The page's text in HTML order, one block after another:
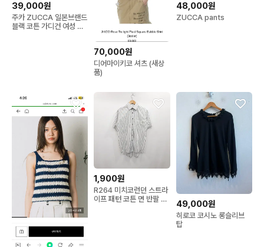
39,000원
주카 ZUCCA 일본브랜드
블랙 코튼 가디건 여성 M
70,000원
디어마이키코 셔츠 (새상
품)
48,000원
ZUCCA pants
1,900원
R264 미치코런던 스트라
이프 패턴 코튼 면 반팔 셔
49,000원
히로코 코시노 롱슬리브
탑